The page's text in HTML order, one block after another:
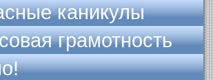
каникулы
грамотность